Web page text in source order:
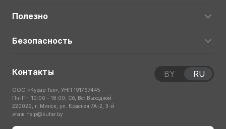
Полезно
Безопасность
Контакты
ООО «Куфар Тех», УНП 191767445
Пн-Пт: 10:00 – 18:00; Сб, Вс: Выходной
220029, г. Минск, ул. Красная 7А-2, 3-й
этаж help@kufar.by
BY RU